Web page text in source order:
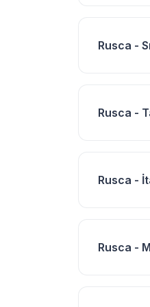
Rusca -
Rusca -
Rusca -
Rusca -